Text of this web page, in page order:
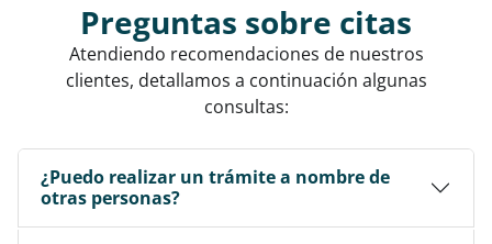
Preguntas sobre citas
Atendiendo recomendaciones de nuestros
clientes, detallamos a continuación algunas
consultas:
¿Puedo realizar un trámite a nombre de
otras personas?